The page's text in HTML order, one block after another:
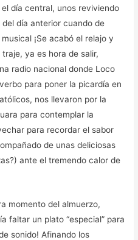
día central, unos reviviendo
día anterior cuando de
¡Se acabó el relajo y
ya es hora de salir,
radio nacional donde Loco
para poner la picardía en
nos llevaron por la
para contemplar la
para recordar el sabor
de unas deliciosas
ante el tremendo calor de
momento del almuerzo,
faltar un plato “especial” para
sonido! Afinando los